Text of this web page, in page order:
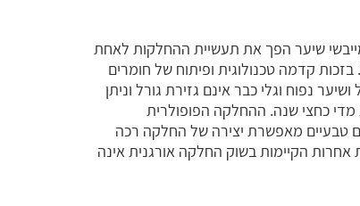
שיער הפך את תעשיית ההחלקות לאחת
קדמה טכנולוגית ופיתוח של חומרים
נפוח וגלי כבר אינם גזירת גורל וניתן
כחצי שנה. ההחלקה הפופולרית
טבעיים מאפשרת יצירה של החלקה רכה
הקיימות בשוק החלקה אורגנית אינה